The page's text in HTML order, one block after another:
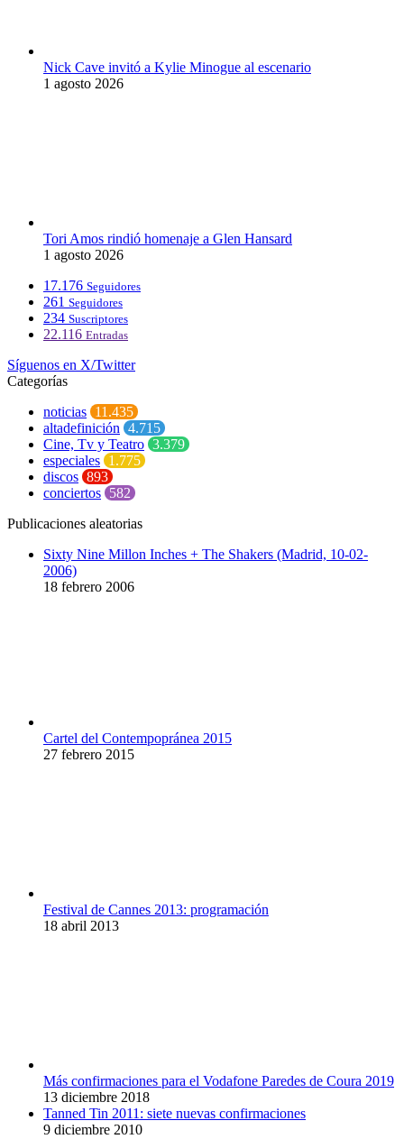
Nick Cave invitó a Kylie Minogue al escenario
1 agosto 2026
Tori Amos rindió homenaje a Glen Hansard
1 agosto 2026
17.176 Seguidores
261 Seguidores
234 Suscriptores
22.116 Entradas
Síguenos en X/Twitter
Categorías
noticias 11.435
altadefinición 4.715
Cine, Tv y Teatro 3.379
especiales 1.775
discos 893
conciertos 582
Publicaciones aleatorias
Sixty Nine Millon Inches + The Shakers (Madrid, 10-02-
2006)
18 febrero 2006
Cartel del Contempopránea 2015
27 febrero 2015
Festival de Cannes 2013: programación
18 abril 2013
Más confirmaciones para el Vodafone Paredes de Coura 2019
13 diciembre 2018
Tanned Tin 2011: siete nuevas confirmaciones
9 diciembre 2010